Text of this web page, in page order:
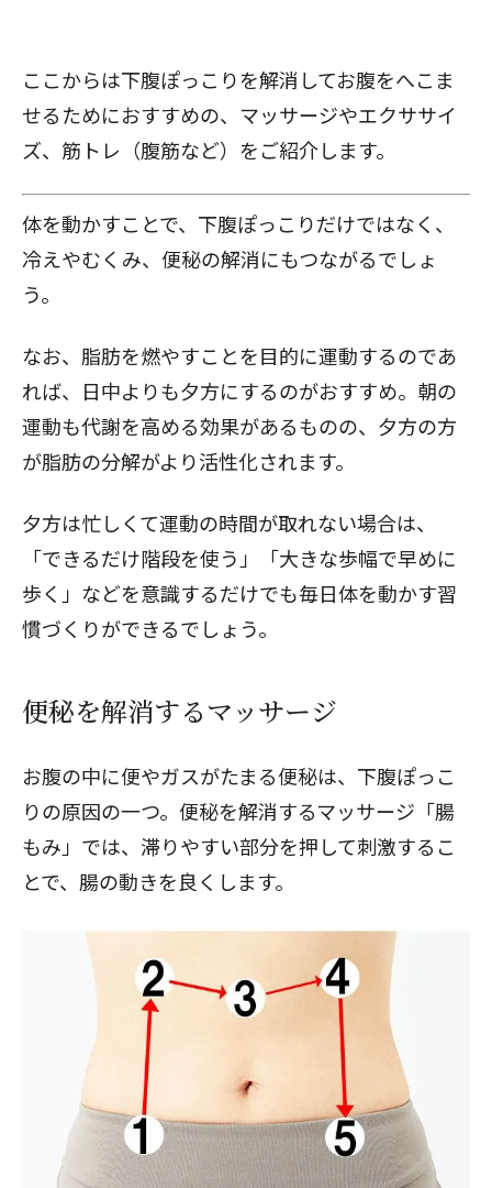
ここからは下腹ぽっこりを解消してお腹をへこま
せるためにおすすめの、マッサージやエクササイ
ズ、筋トレ（腹筋など）をご紹介します。
体を動かすことで、下腹ぽっこりだけではなく、
冷えやむくみ、便秘の解消にもつながるでしょ
う。
なお、脂肪を燃やすことを目的に運動するのであ
れば、日中よりも夕方にするのがおすすめ。朝の
運動も代謝を高める効果があるものの、夕方の方
が脂肪の分解がより活性化されます。
夕方は忙しくて運動の時間が取れない場合は、
「できるだけ階段を使う」「大きな歩幅で早めに
歩く」などを意識するだけでも毎日体を動かす習
慣づくりができるでしょう。
便秘を解消するマッサージ
お腹の中に便やガスがたまる便秘は、下腹ぽっこ
りの原因の一つ。便秘を解消するマッサージ「腸
もみ 」では、滞りやすい部分を押して刺激するこ
とで、腸の動きを良くします。